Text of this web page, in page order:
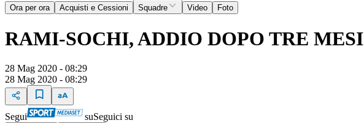
Ora per ora Acquisti e Cessioni Squadre Video Foto
RAMI-SOCHI, ADDIO DOPO TRE MESI
28 Mag 2020 - 08:29
28 Mag 2020 - 08:29
Segui suSeguici su